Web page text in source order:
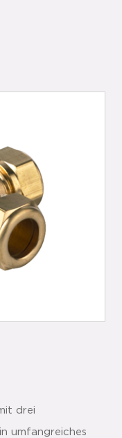
drei
umfangreiches